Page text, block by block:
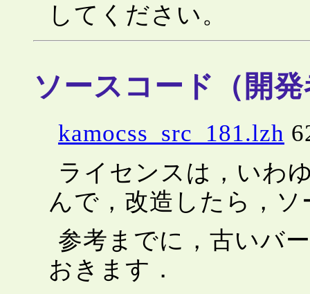
してください。
ソースコード（開
kamocss_src_181.lzh
ライセンスは，いわ
んで，改造したら，
参考までに，古いバ
おきます．